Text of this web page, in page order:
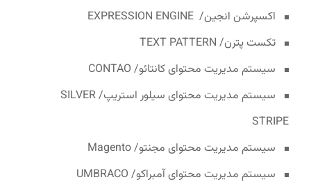
اکسپرشن انجین/ EXPRESSION ENGINE
تکست پترن/ TEXT PATTERN
سیستم‌ مدیریت محتوای کانتائو/ CONTAO
سیستم‌ مدیریت محتوای سیلور استریپ/ SILVER
STRIPE
سیستم‌ مدیریت محتوای مجنتو/ Magento
سیستم‌ مدیریت محتوای آمبراکو/ UMBRACO